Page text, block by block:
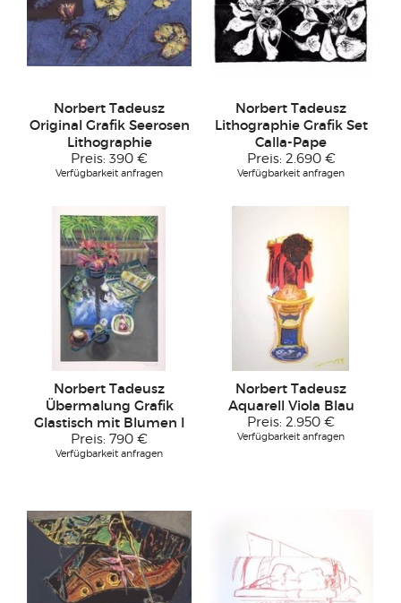
Norbert Tadeusz
Original Grafik Seerosen
Lithographie
Preis: 390 €
Verfügbarkeit anfragen
Norbert Tadeusz
Lithographie Grafik Set
Calla-Pape
Preis: 2.690 €
Verfügbarkeit anfragen
Norbert Tadeusz
Übermalung Grafik
Glastisch mit Blumen I
Preis: 790 €
Verfügbarkeit anfragen
Norbert Tadeusz
Aquarell Viola Blau
Preis: 2.950 €
Verfügbarkeit anfragen